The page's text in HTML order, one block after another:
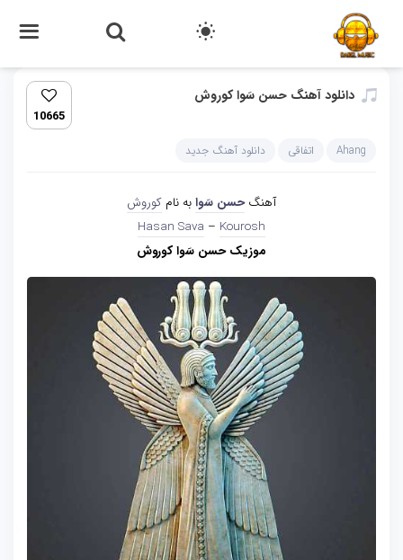
دانلود آهنگ حسن سَوا کوروش
10665
Ahang اتفاقی دانلود آهنگ جدید
آهنگحسن سَوابه نام کوروش
Hasan Sava – Kourosh
موزیک حسن سَوا کوروش